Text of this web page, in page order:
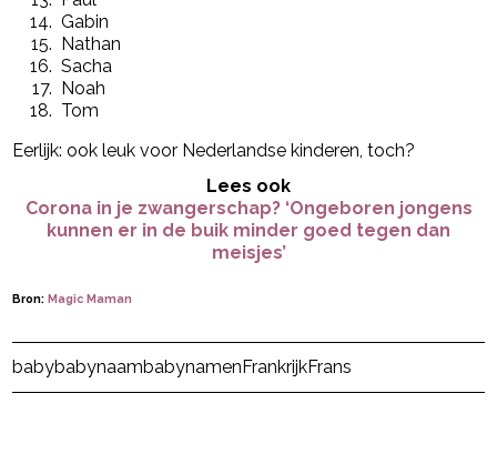
Gabin
Nathan
Sacha
Noah
Tom
Eerlijk: ook leuk voor Nederlandse kinderen, toch?
Lees ook
Corona in je zwangerschap? ‘Ongeboren jongens
kunnen er in de buik minder goed tegen dan
meisjes’
Bron:Magic Maman
Post Views: 32
babybabynaambabynamenFrankrijkFrans